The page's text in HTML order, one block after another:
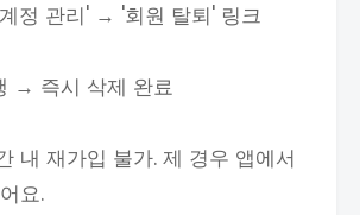
정 관리' → '회원 탈퇴' 링크
→ 즉시 삭제 완료
내 재가입 불가. 제 경우 앱에서
요.